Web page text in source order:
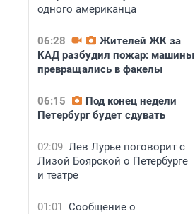
одного американца
06:28
Жителей ЖК за
КАД разбудил пожар: машины
превращались в факелы
06:15
Под конец недели
Петербург будет сдувать
02:09 Лев Лурье поговорит с
Лизой Боярской о Петербурге
и театре
01:01 Сообщение о